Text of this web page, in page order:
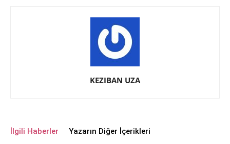
KEZIBAN UZA
İlgili Haberler Yazarın Diğer İçerikleri